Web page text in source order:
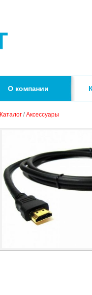
О компании
Каталог /Аксессуары